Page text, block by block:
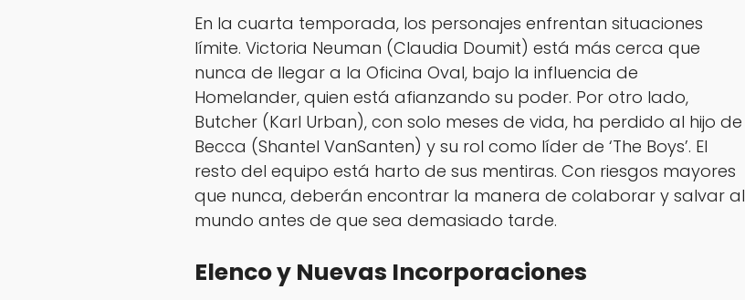
En la cuarta temporada, los personajes enfrentan situaciones
límite. Victoria Neuman (Claudia Doumit) está más cerca que
nunca de llegar a la Oficina Oval, bajo la influencia de
Homelander, quien está afianzando su poder. Por otro lado,
Butcher (Karl Urban), con solo meses de vida, ha perdido al hijo de
Becca (Shantel VanSanten) y su rol como líder de ‘The Boys’. El
resto del equipo está harto de sus mentiras. Con riesgos mayores
que nunca, deberán encontrar la manera de colaborar y salvar al
mundo antes de que sea demasiado tarde.
Elenco y Nuevas Incorporaciones